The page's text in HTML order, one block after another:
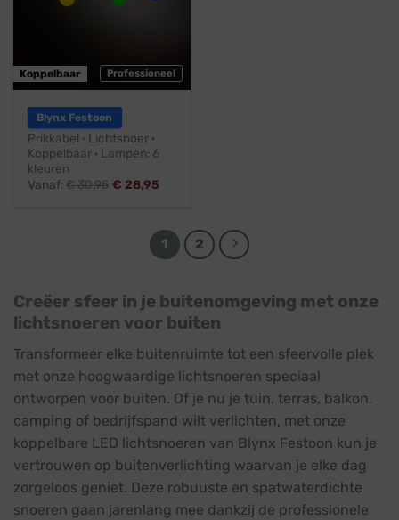
Professioneel
Koppelbaar
Blynx Festoon
Prikkabel · Lichtsnoer ·
Koppelbaar · Lampen: 6
kleuren
Vanaf:€30,95 € 28,95
1 2
Creëer sfeer in je buitenomgeving met onze
lichtsnoeren voor buiten
Transformeer elke buitenruimte tot een sfeervolle plek
met onze hoogwaardige lichtsnoeren speciaal
ontworpen voor buiten. Of je nu je tuin, terras, balkon,
camping of bedrijfspand wilt verlichten, met onze
koppelbare LED lichtsnoeren van Blynx Festoon kun je
vertrouwen op buitenverlichting waarvan je elke dag
zorgeloos geniet. Deze robuuste en spatwaterdichte
snoeren gaan jarenlang mee dankzij de professionele